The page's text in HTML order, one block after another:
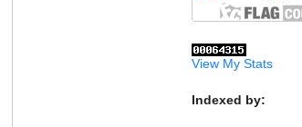
View My Stats
Indexed by: